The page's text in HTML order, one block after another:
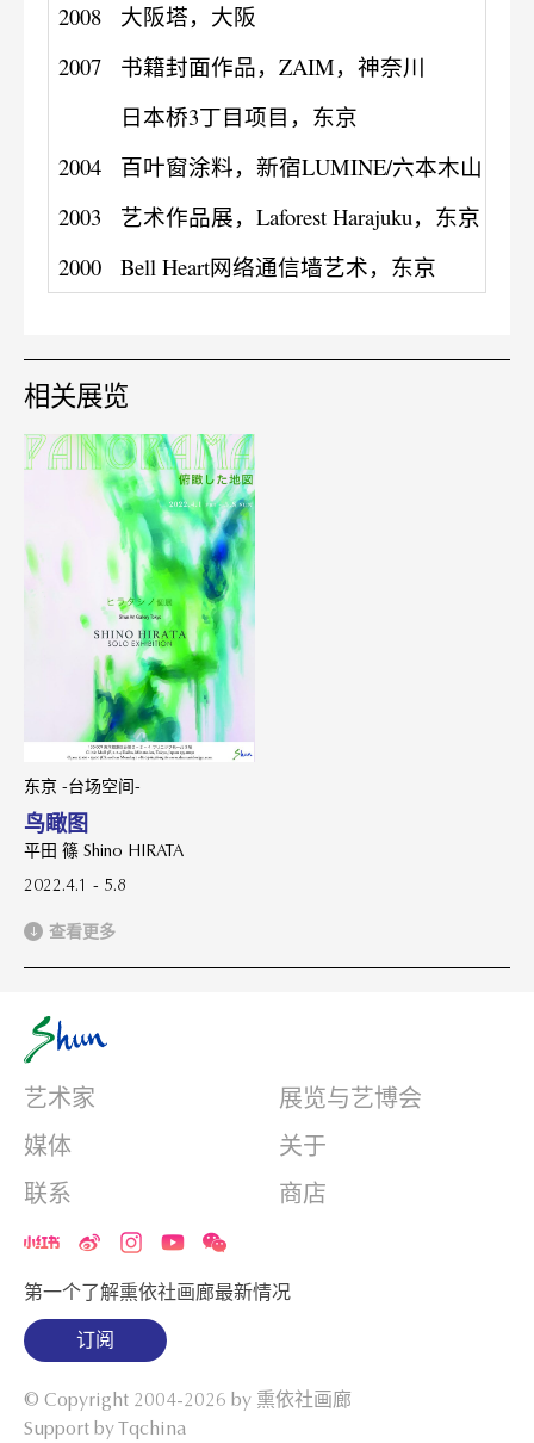
2008
大阪塔，大阪
2007
书籍封面作品，ZAIM，神奈川
日本桥3丁目项目，东京
2004
百叶窗涂料，新宿LUMINE/六本木山，东
2003
艺术作品展，Laforest Harajuku，东京
2000
Bell Heart网络通信墙艺术，东京
相关展览
东京 -台场空间-
鸟瞰图
平田 篠 Shino HIRATA
2022.4.1 - 5.8
查看更多
艺术家
展览与艺博会
媒体
关于
联系
商店
第一个了解熏依社画廊最新情况
订阅
© Copyright 2004-2026 by 熏依社画廊
Support by Tqchina